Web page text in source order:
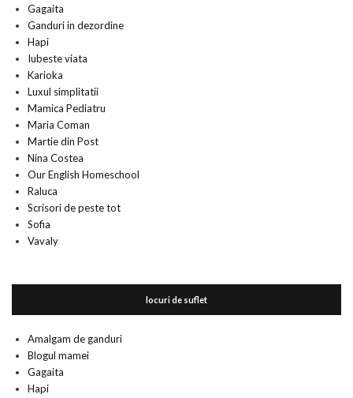
Gagaita
Ganduri in dezordine
Hapi
Iubeste viata
Karioka
Luxul simplitatii
Mamica Pediatru
Maria Coman
Martie din Post
Nina Costea
Our English Homeschool
Raluca
Scrisori de peste tot
Sofia
Vavaly
locuri de suflet
Amalgam de ganduri
Blogul mamei
Gagaita
Hapi